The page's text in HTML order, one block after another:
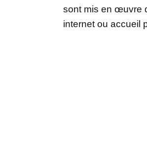
sont mis en œuvre
internet ou accueil